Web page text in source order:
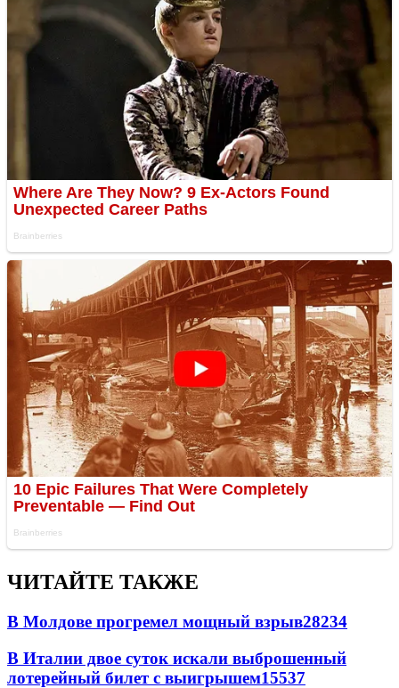
ЧИТАЙТЕ ТАКЖЕ
В Молдове прогремел мощный взрыв28234
В Италии двое суток искали выброшенный
лотерейный билет с выигрышем15537